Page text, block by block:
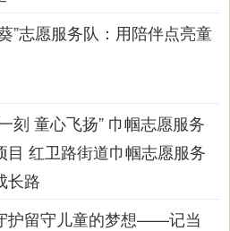
”志愿服务队：用陪伴点亮童
刻 童心飞扬” 巾帼志愿服务
目 红卫路街道巾帼志愿服务
长路
护留守儿童的梦想——记当